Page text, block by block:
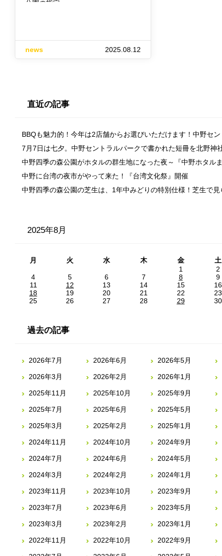
公園の指定…
news 2025.08.12
直近の記事
BBQも魅力的！今年は2店舗からお選びいただけます！中野セ
7月7日は七夕。中野セントラルパークで書かれた短冊を北野神
中野四季の森公園がホタルの群生地になった夜～『中野ホタル
中野に台湾の夜市がやって来た！『台湾文化祭』開催
中野四季の森公園の芝生は、1年中みどりの特別仕様！芝生で
2025年8月
月 火 水 木 金
土
1
2
4
5 6 7 8
9
11
12 13 14 15
16
18
19 20 21 22
23
25
26 27 28 29 30
過去の記事
2026年7月 2026年6月 2026年5月
2026年3月 2026年2月 2026年1月
2025年11月 2025年10月 2025年9月
2025年7月 2025年6月 2025年5月
2025年3月 2025年2月 2025年1月
2024年11月 2024年10月 2024年9月
2024年7月 2024年6月 2024年5月
2024年3月 2024年2月 2024年1月
2023年11月 2023年10月 2023年9月
2023年7月 2023年6月 2023年5月
2023年3月 2023年2月 2023年1月
2022年11月 2022年10月 2022年9月